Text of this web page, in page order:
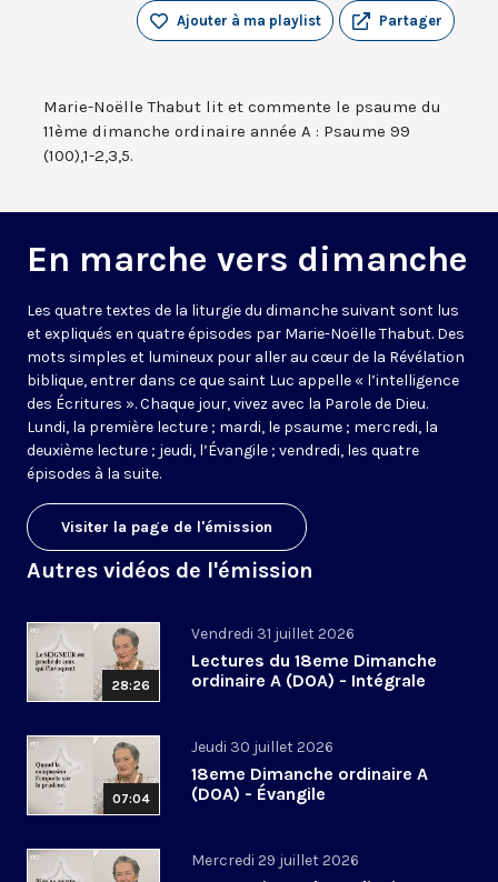
Partager
Ajouter à ma playlist
Marie-Noëlle Thabut lit et commente le psaume du
11ème dimanche ordinaire année A : Psaume 99
(100),1-2,3,5.
En marche vers dimanche
Les quatre textes de la liturgie du dimanche suivant sont lus
et expliqués en quatre épisodes par Marie-Noëlle Thabut. Des
mots simples et lumineux pour aller au cœur de la Révélation
biblique, entrer dans ce que saint Luc appelle « l’intelligence
des Écritures ». Chaque jour, vivez avec la Parole de Dieu.
Lundi, la première lecture ; mardi, le psaume ; mercredi, la
deuxième lecture ; jeudi, l’Évangile ; vendredi, les quatre
épisodes à la suite.
Visiter la page de l'émission
Autres vidéos de l'émission
28:26
Vendredi 31 juillet 2026
Lectures du 18eme Dimanche
ordinaire A (DOA) - Intégrale
07:04
Jeudi 30 juillet 2026
18eme Dimanche ordinaire A
(DOA) - Évangile
Mercredi 29 juillet 2026